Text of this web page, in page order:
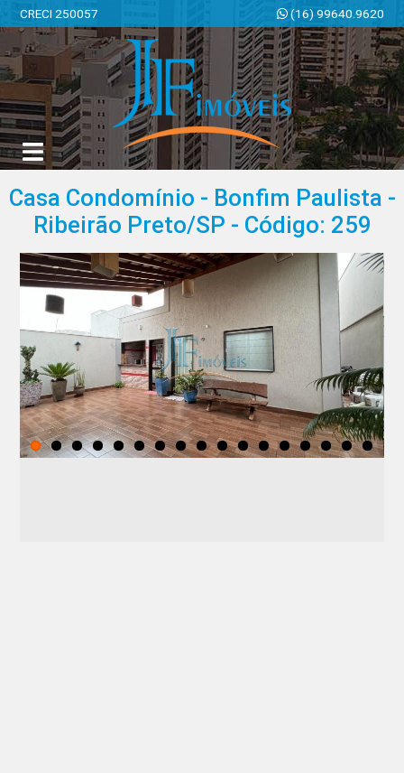
CRECI 250057 (16) 99640.9620
JF Imóveis | Imobiliária em Ribeirão Preto | SP
Casa Condomínio - Bonfim Paulista -
Ribeirão Preto/SP - Código: 259